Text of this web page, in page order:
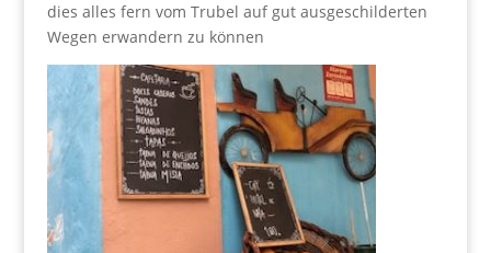
dies alles fern vom Trubel auf gut ausgeschilderten
Wegen erwandern zu können